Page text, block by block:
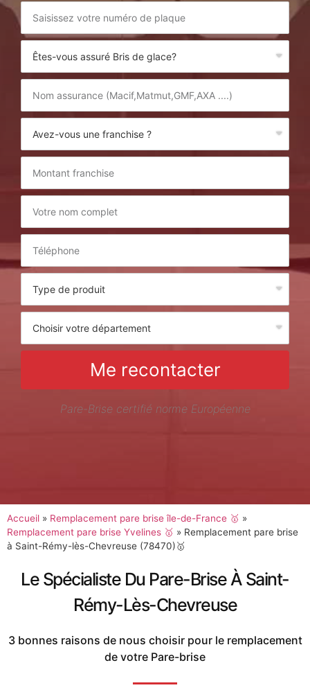
Me recontacter
Pare-Brise certifié norme Européenne
Accueil » Remplacement pare brise île-de-France 🥇 »
Remplacement pare brise Yvelines 🥇 » Remplacement pare brise
à Saint-Rémy-lès-Chevreuse (78470)🥇
Le Spécialiste Du Pare-Brise À Saint-
Rémy-Lès-Chevreuse
3 bonnes raisons de nous choisir pour le remplacement
de votre Pare-brise